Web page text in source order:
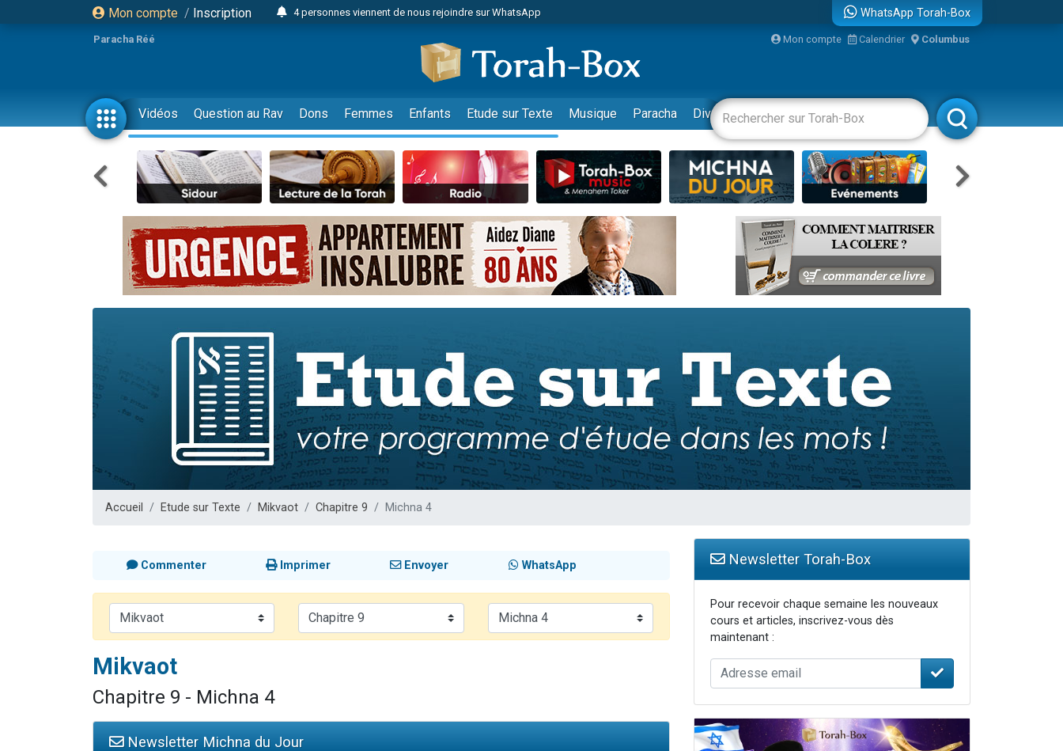
Mon compte / Inscription
4 personnes viennent de nous rejoindre sur WhatsApp
Odaya vient de donner son Maasser
3 personnes viennent de faire un don pour 5 jours de vacances aux Orphelins
3 personnes viennent de faire un don pour Diane, 80 ans, dans un appartement insalubre
13 personnes viennent de demander une bénédiction
2 personnes viennent de nous rejoindre sur WhatsApp
30 personnes viennent de faire un don pour Sauvez la jambe de Yohan
Il reste 49 places pour étudier en groupe sur Zoom
12 nouvelles musiques dans Torah-Box Music
3 personnes viennent de nous rejoindre sur WhatsApp
2 personnes viennent de nous rejoindre sur WhatsApp
3 personnes viennent de nous rejoindre sur WhatsApp
Nouvelle émission radio : Visions de grandeur n°104 : Le Chabbath et le Birkat Hamazone à travers le temps
61 personnes viennent de demander une bénédiction
Ariel vient de donner son Maasser
Il reste 49 places pour étudier en groupe sur Zoom
Eva vient de donner son Maasser
WhatsApp Torah-Box
Paracha Réé Mon compte Calendrier Columbus
Vidéos Question au Rav Dons Femmes Enfants Etude sur Texte Musique Paracha Divertissements Livres Rabbanim
Accueil Etude sur Texte Mikvaot Chapitre 9 Michna 4
Commenter Imprimer Envoyer WhatsApp
Mikvaot
Chapitre 9 - Michna 4
Newsletter Michna du Jour
Newsletter Torah-Box
Pour recevoir chaque semaine les nouveaux
cours et articles, inscrivez-vous dès
maintenant :